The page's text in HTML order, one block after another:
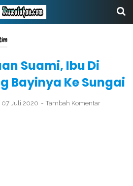
Suami, Ibu Di
Bayinya Ke Sungai
07 Juli 2020 Tambah Komentar